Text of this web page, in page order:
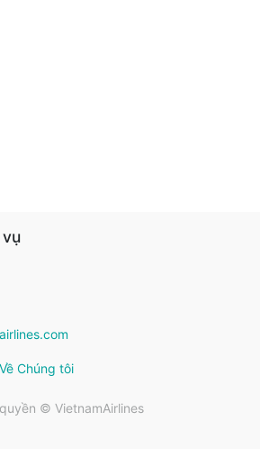
vụ
Về Chúng tôi
© VietnamAirlines